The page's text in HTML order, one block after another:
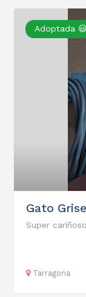
Adoptada 😃
Gato
Super
Tarragona